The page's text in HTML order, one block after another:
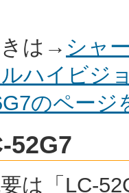
は→ シャ
ルハイビジ
のページ
52G7
は「LC-